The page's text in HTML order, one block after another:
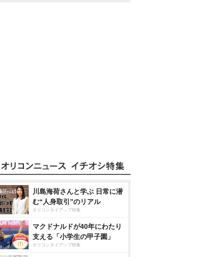
川島海荷さんと学ぶ 日常に潜
む“人身取引”のリアル
オリコンタイアップ特集
マクドナルドが40年にわたり
支える「小学生の甲子園」
オリコンタイアップ特集